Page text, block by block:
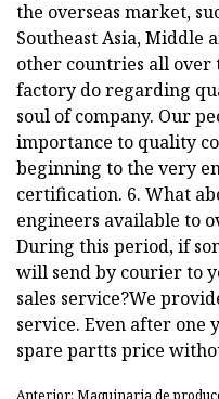
the overseas market,
Southeast Asia, Middle
other countries all over
factory do regarding
soul of company. Our
importance to quality
beginning to the very
certification. 6. What
engineers available to
During this period, if
will send by courier to
sales service?We
service. Even after one
spare partts price